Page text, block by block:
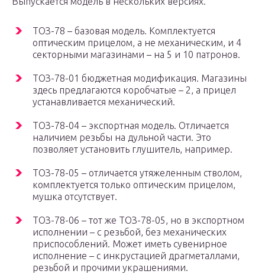
ТОЗ-78 – базовая модель. Комплектуется
оптическим прицелом, а не механическим, и 4
секторными магазинами – на 5 и 10 патронов.
ТОЗ-78-01 бюджетная модификация. Магазины
здесь предлагаются коробчатые – 2, а прицел
устанавливается механический.
ТОЗ-78-04 – экспортная модель. Отличается
наличием резьбы на дульной части. Это
позволяет установить глушитель, например.
ТОЗ-78-05 – отличается утяжеленным стволом,
комплектуется только оптическим прицелом,
мушка отсутствует.
ТОЗ-78-06 – тот же ТОЗ-78-05, но в экспортном
исполнении – с резьбой, без механических
приспособлений. Может иметь сувенирное
исполнение – с инкрустацией драгметаллами,
резьбой и прочими украшениями.